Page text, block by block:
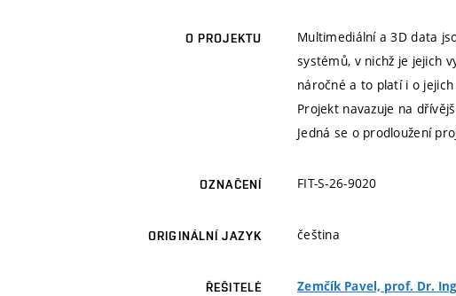
O PROJEKTU
Multimediální a 3D data
systémů, v nichž je jejich
náročné a to platí i o
Projekt navazuje na
Jedná se o prodloužení
OZNAČENÍ FIT-S-26-9020
ORIGINÁLNÍ JAZYK čeština
ŘEŠITELÉ Zemčík Pavel, prof. Dr.